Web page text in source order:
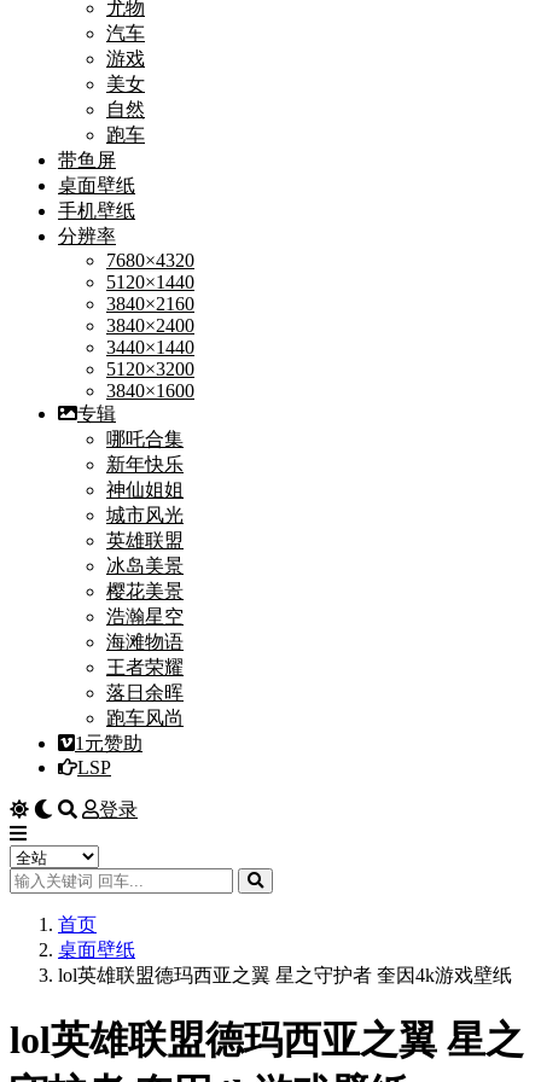
尤物
汽车
游戏
美女
自然
跑车
带鱼屏
桌面壁纸
手机壁纸
分辨率
7680×4320
5120×1440
3840×2160
3840×2400
3440×1440
5120×3200
3840×1600
专辑
哪吒合集
新年快乐
神仙姐姐
城市风光
英雄联盟
冰岛美景
樱花美景
浩瀚星空
海滩物语
王者荣耀
落日余晖
跑车风尚
1元赞助
LSP
登录
首页
桌面壁纸
lol英雄联盟德玛西亚之翼 星之守护者 奎因4k游戏壁纸
lol英雄联盟德玛西亚之翼 星之